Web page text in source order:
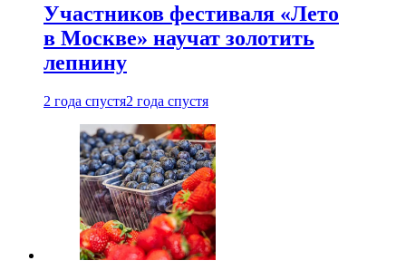
Участников фестиваля «Лето
в Москве» научат золотить
лепнину
2 года спустя2 года спустя